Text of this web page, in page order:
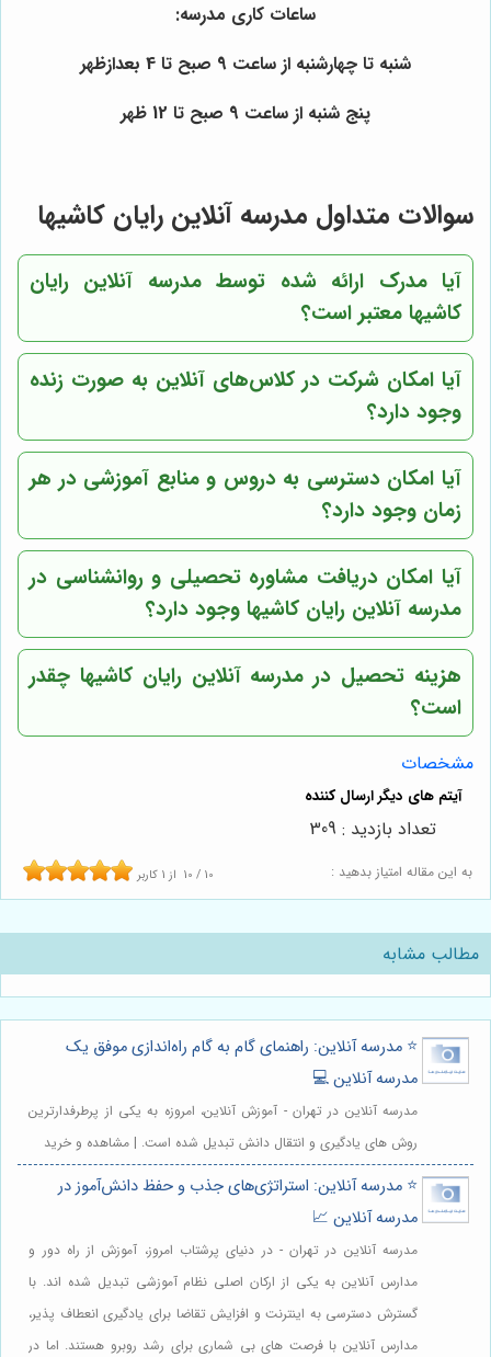
ساعات کاری مدرسه:
شنبه تا چهارشنبه از ساعت 9 صبح تا 4 بعدازظهر
پنج شنبه از ساعت 9 صبح تا 12 ظهر
سوالات متداول مدرسه آنلاین رایان کاشیها
آیا مدرک ارائه شده توسط مدرسه آنلاین رایان
کاشیها معتبر است؟
آیا امکان شرکت در کلاس‌های آنلاین به صورت زنده
وجود دارد؟
آیا امکان دسترسی به دروس و منابع آموزشی در هر
زمان وجود دارد؟
آیا امکان دریافت مشاوره تحصیلی و روانشناسی در
مدرسه آنلاین رایان کاشیها وجود دارد؟
هزینه تحصیل در مدرسه آنلاین رایان کاشیها چقدر
است؟
مشخصات
به این مقاله امتیاز بدهید : 10 / 10 از 1 کاربر
تعداد بازدید : 309
مطالب مشابه
⭐️ مدرسه آنلاین: راهنمای گام به گام راه‌اندازی موفق یک
مدرسه آنلاین 💻
مدرسه آنلاین در تهران - آموزش آنلاین، امروزه به یکی از پرطرفدارترین
روش های یادگیری و انتقال دانش تبدیل شده است. | مشاهده و خرید
⭐️ مدرسه آنلاین: استراتژی‌های جذب و حفظ دانش‌آموز در
مدرسه آنلاین 📈
مدرسه آنلاین در تهران - در دنیای پرشتاب امروز، آموزش از راه دور و
مدارس آنلاین به یکی از ارکان اصلی نظام آموزشی تبدیل شده اند. با
گسترش دسترسی به اینترنت و افزایش تقاضا برای یادگیری انعطاف پذیر،
مدارس آنلاین با فرصت های بی شماری برای رشد روبرو هستند. اما در